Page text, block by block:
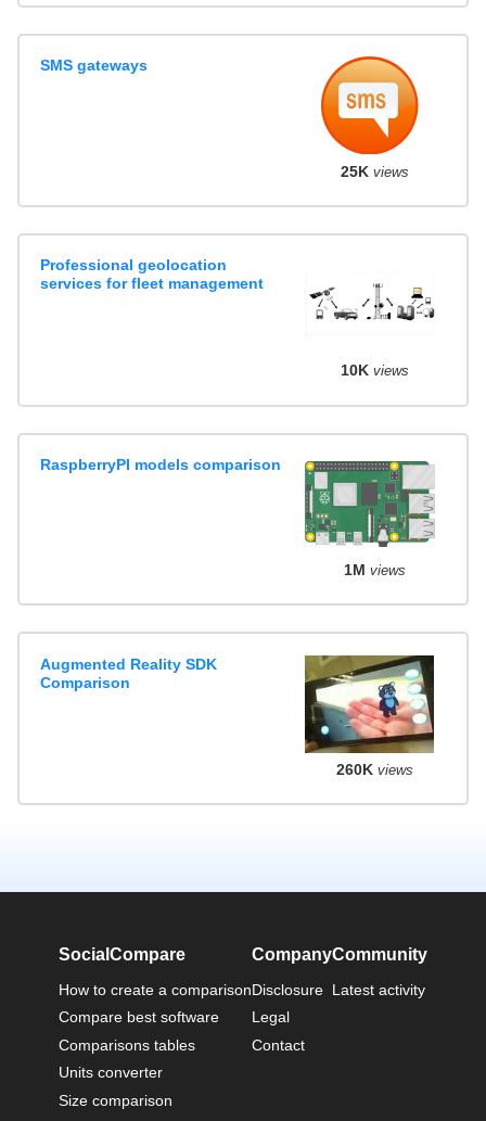
SMS gateways
25K views
Professional geolocation
services for fleet management
10K views
RaspberryPI models comparison
1M views
Augmented Reality SDK
Comparison
260K views
SocialCompare
How to create a comparison
Compare best software
Comparisons tables
Units converter
Size comparison
Company
Disclosure
Legal
Contact
Community
Latest activity